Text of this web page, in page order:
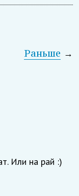
→
Раньше
Или на рай :)